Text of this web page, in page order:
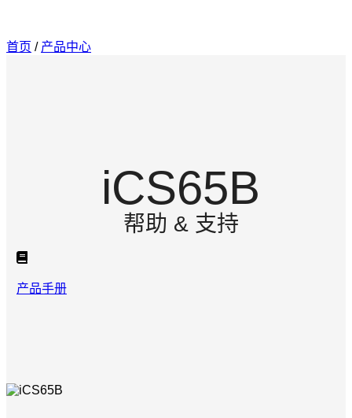
首页 / 产品中心
iCS65B
帮助 & 支持
产品手册